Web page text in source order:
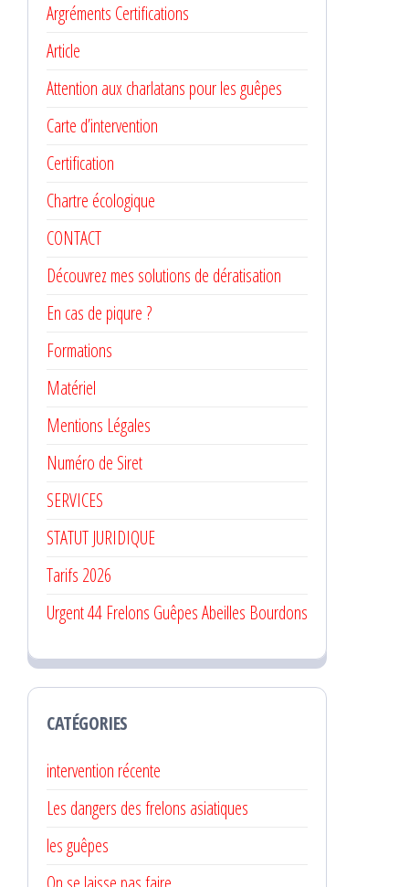
Argréments Certifications
Article
Attention aux charlatans pour les guêpes
Carte d’intervention
Certification
Chartre écologique
CONTACT
Découvrez mes solutions de dératisation
En cas de piqure ?
Formations
Matériel
Mentions Légales
Numéro de Siret
SERVICES
STATUT JURIDIQUE
Tarifs 2026
Urgent 44 Frelons Guêpes Abeilles Bourdons
CATÉGORIES
intervention récente
Les dangers des frelons asiatiques
les guêpes